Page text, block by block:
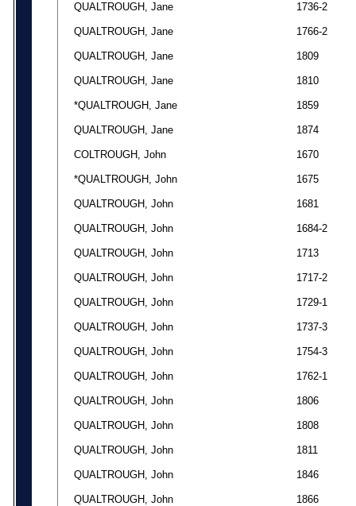
QUALTROUGH, Jane 1736-2
QUALTROUGH, Jane 1766-2
QUALTROUGH, Jane 1809
QUALTROUGH, Jane 1810
*QUALTROUGH, Jane 1859
QUALTROUGH, Jane 1874
COLTROUGH, John 1670
*QUALTROUGH, John 1675
QUALTROUGH, John 1681
QUALTROUGH, John 1684-2
QUALTROUGH, John 1713
QUALTROUGH, John 1717-2
QUALTROUGH, John 1729-1
QUALTROUGH, John 1737-3
QUALTROUGH, John 1754-3
QUALTROUGH, John 1762-1
QUALTROUGH, John 1806
QUALTROUGH, John 1808
QUALTROUGH, John 1811
QUALTROUGH, John 1846
QUALTROUGH, John 1866